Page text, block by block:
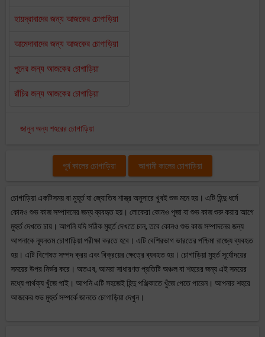
হায়দ্রাবাদের জন্য আজকের চোগাড়িয়া
আমেদাবাদের জন্য আজকের চোগাড়িয়া
পুনের জন্য আজকের চোগাড়িয়া
রাঁচির জন্য আজকের চোগাড়িয়া
জানুন অন্য শহরের চোগাড়িয়া
পূর্ব কালের চোগাড়িয়া আগামী কালের চোগাড়িয়া
চোগাড়িয়া একটিসময় বা মুহূর্ত যা জ্যোতিষ শাস্ত্র অনুসারে খুবই শুভ মনে হয়। এটি হিন্দু ধর্মে
কোনও শুভ কাজ সম্পাদনের জন্য ব্যবহৃত হয়। লোকেরা কোনও পূজা বা শুভ কাজ শুরু করার আগে
মুহুর্ত দেখতে চায়। আপনি যদি সঠিক মুহুর্ত দেখতে চান, তবে কোনও শুভ কাজ সম্পাদনের জন্য
আপনাকে ন্যূনতম চোগাড়িয়া পরীক্ষা করতে হবে। এটি বেশিরভাগ ভারতের পশ্চিমা রাজ্যে ব্যবহৃত
হয়। এটি বিশেষত সম্পদ ক্রয় এবং বিক্রয়ের ক্ষেত্রে ব্যবহৃত হয়। চোগাড়িয়া মুহুর্ত সূর্যোদয়ের
সময়ের উপর নির্ভর করে। অতএব, আমরা সাধারণত প্রতিটি অঞ্চল বা শহরের জন্য এই সময়ের
মধ্যে পার্থক্য খুঁজে পাই। আপনি এটি সহজেই হিন্দু পঞ্জিকাতে খুঁজে পেতে পারেন। আপনার শহরে
আজকের শুভ মুহুর্ত সম্পর্কে জানতে চোগাড়িয়া দেখুন।